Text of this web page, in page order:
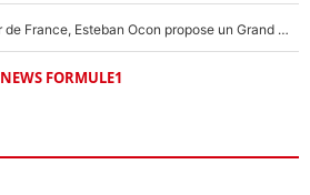
Comme pour le final du Tour de France, Esteban Ocon propose un Grand Prix de Formule 1 à Paris : «Autour de l’Arc de Triomphe, ce serait génial» !
NEWS FORMULE1